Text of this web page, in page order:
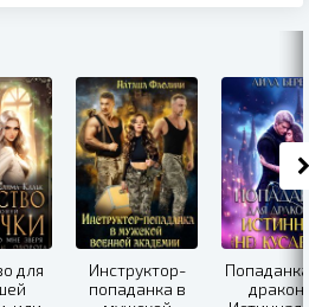
для
Инструктор-
попаданка в